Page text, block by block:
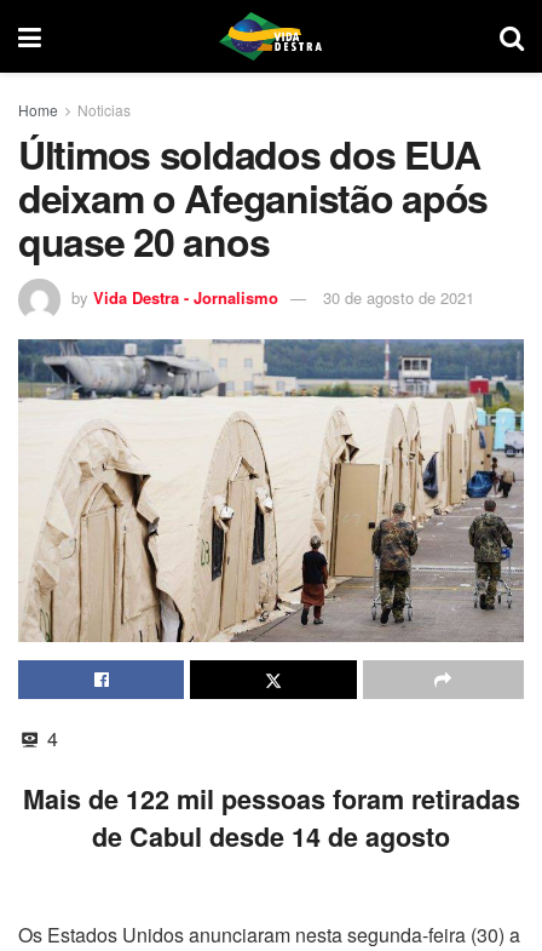
Home Noticias
Últimos soldados dos EUA
deixam o Afeganistão após
quase 20 anos
by Vida Destra - Jornalismo 30 de agosto de 2021
4
Mais de 122 mil pessoas foram retiradas
de Cabul desde 14 de agosto
Os Estados Unidos anunciaram nesta segunda-feira (30) a